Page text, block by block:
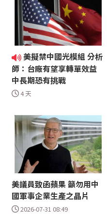
美擬禁中國光模組 分析
師：台廠有望享轉單效益
中長期恐有挑戰
4 天
美議員致函蘋果 籲勿用中
國軍事企業生產之晶片
2026-07-31 08:49